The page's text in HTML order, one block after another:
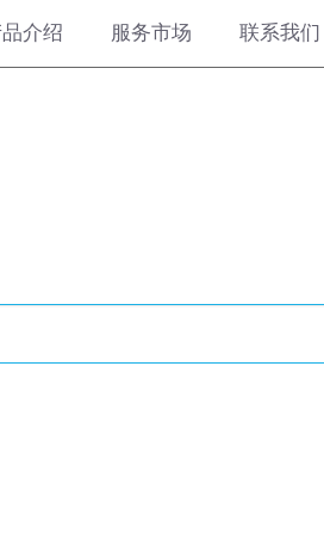
介绍 服务市场 联系我们